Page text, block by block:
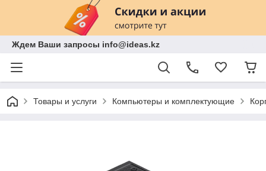
Ждем Ваши запросы info@ideas.kz
Товары и услуги Компьютеры и комплектующие